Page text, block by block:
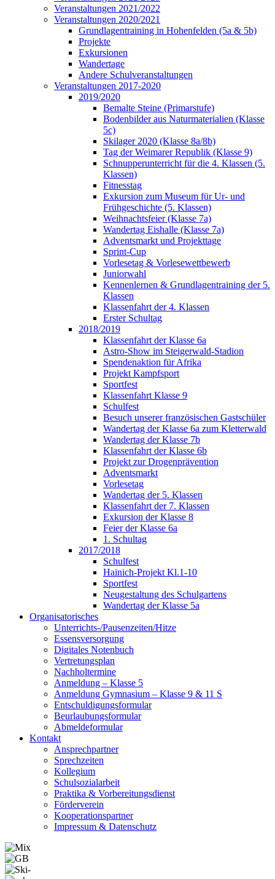
Veranstaltungen 2021/2022
Veranstaltungen 2020/2021
Grundlagentraining in Hohenfelden (5a & 5b)
Projekte
Exkursionen
Wandertage
Andere Schulveranstaltungen
Veranstaltungen 2017-2020
2019/2020
Bemalte Steine (Primarstufe)
Bodenbilder aus Naturmaterialien (Klasse
5c)
Skilager 2020 (Klasse 8a/8b)
Tag der Weimarer Republik (Klasse 9)
Schnupperunterricht für die 4. Klassen (5.
Klassen)
Fitnesstag
Exkursion zum Museum für Ur- und
Frühgeschichte (5. Klassen)
Weihnachtsfeier (Klasse 7a)
Wandertag Eishalle (Klasse 7a)
Adventsmarkt und Projekttage
Sprint-Cup
Vorlesetag & Vorlesewettbewerb
Juniorwahl
Kennenlernen & Grundlagentraining der 5.
Klassen
Klassenfahrt der 4. Klassen
Erster Schultag
2018/2019
Klassenfahrt der Klasse 6a
Astro-Show im Steigerwald-Stadion
Spendenaktion für Afrika
Projekt Kampfsport
Sportfest
Klassenfahrt Klasse 9
Schulfest
Besuch unserer französischen Gastschüler
Wandertag der Klasse 6a zum Kletterwald
Wandertag der Klasse 7b
Klassenfahrt der Klasse 6b
Projekt zur Drogenprävention
Adventsmarkt
Vorlesetag
Wandertag der 5. Klassen
Klassenfahrt der 7. Klassen
Exkursion der Klasse 8
Feier der Klasse 6a
1. Schultag
2017/2018
Schulfest
Hainich-Projekt Kl.1-10
Sportfest
Neugestaltung des Schulgartens
Wandertag der Klasse 5a
Organisatorisches
Unterrichts-/Pausenzeiten/Hitze
Essensversorgung
Digitales Notenbuch
Vertretungsplan
Nachholtermine
Anmeldung – Klasse 5
Anmeldung Gymnasium – Klasse 9 & 11 S
Entschuldigungsformular
Beurlaubungsformular
Abmeldeformular
Kontakt
Ansprechpartner
Sprechzeiten
Kollegium
Schulsozialarbeit
Praktika & Vorbereitungsdienst
Förderverein
Kooperationspartner
Impressum & Datenschutz